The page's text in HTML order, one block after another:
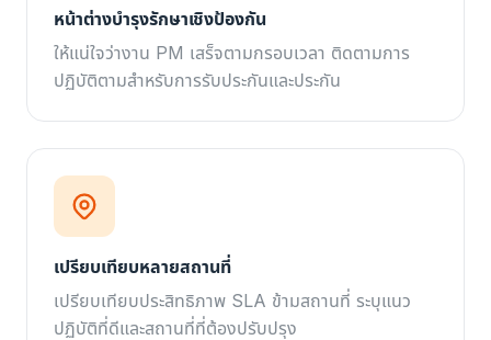
หน้าต่างบำรุงรักษาเชิงป้องกัน
ให้แน่ใจว่างาน PM เสร็จตามกรอบเวลา ติดตามการ
ปฏิบัติตามสำหรับการรับประกันและประกัน
เปรียบเทียบหลายสถานที่
เปรียบเทียบประสิทธิภาพ SLA ข้ามสถานที่ ระบุแนว
ปฏิบัติที่ดีและสถานที่ที่ต้องปรับปรุง